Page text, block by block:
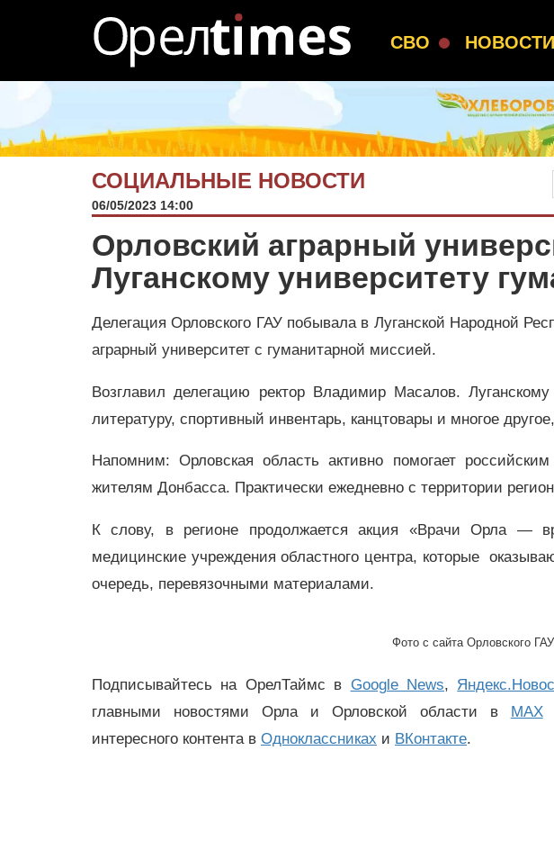
СВО НОВОСТИ
СОЦИАЛЬНЫЕ НОВОСТИ
06/05/2023 14:00
Орловский аграрный
Луганскому университету
Делегация Орловского ГАУ побывала в Луганской Народной
аграрный университет с гуманитарной миссией.
Возглавил делегацию ректор Владимир Масалов.
литературу, спортивный инвентарь, канцтовары и многое
Напомним: Орловская область активно помогает
жителям Донбасса. Практически ежедневно с территории
К слову, в регионе продолжается акция «Врачи Орла —
медицинские учреждения областного центра, которые
очередь, перевязочными материалами.
Фото с сайта Орловского ГАУ
Подписывайтесь на ОрелТаймс в Google News,
главными новостями Орла и Орловской области в MAX
интересного контента в Одноклассниках и ВКонтакте.